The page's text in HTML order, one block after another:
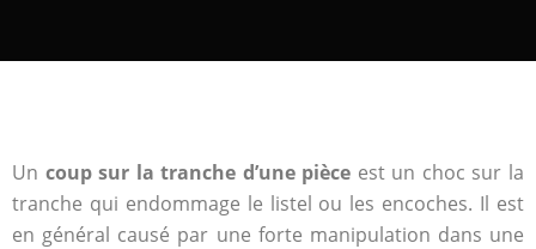
Un coup sur la tranche d’une pièce est un choc sur la
tranche qui endommage le listel ou les encoches. Il est
en général causé par une forte manipulation dans une